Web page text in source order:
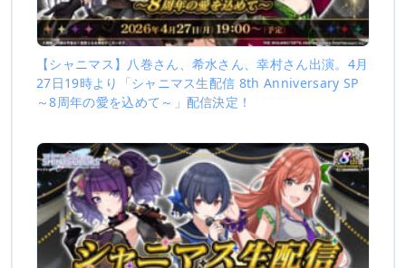
【シャニマス】八巻さん、希水さん、幸村さん出演。4月
27日19時より「シャニマス生配信 8th Anniversary SP
～8周年の愛を込めて～」配信決定！